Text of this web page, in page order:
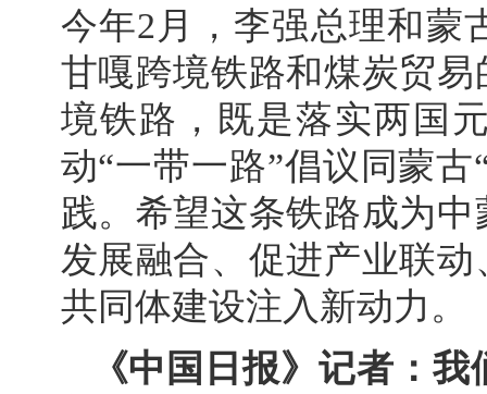
今年2月，李强总理和蒙
甘嘎跨境铁路和煤炭贸
境铁路，既是落实两国
动“一带一路”倡议同蒙
践。希望这条铁路成为
发展融合、促进产业联
共同体建设注入新动力。
《中国日报》记者：